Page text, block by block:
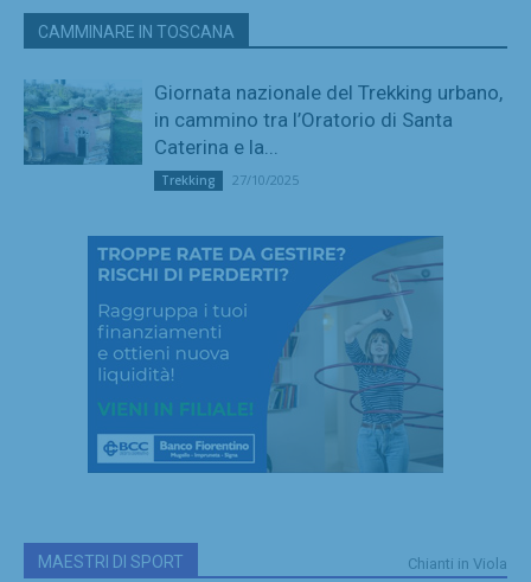
CAMMINARE IN TOSCANA
Giornata nazionale del Trekking urbano,
in cammino tra l’Oratorio di Santa
Caterina e la...
Trekking 27/10/2025
MAESTRI DI SPORT Chianti in Viola